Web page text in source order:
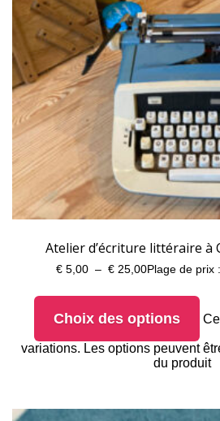
Atelier d’écriture littéraire à
€5,00 – €25,00Plage de prix
Choix des options
variations. Les options peuvent
du produit